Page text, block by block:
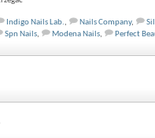
Indigo Nails Lab., Nails Company,
Spn Nails, Modena Nails,
Perfect